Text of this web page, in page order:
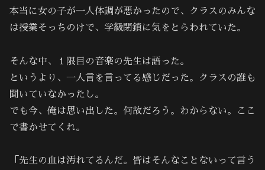
本当に女の子が一人体調が悪かったので、クラスのみんな
は授業そっちのけで、学級閉鎖に気をとらわれていた。
そんな中、１限目の音楽の先生は語った。
というより、一人言を言ってる感じだった。クラスの誰も
聞いていなかったし。
でも今、俺は思い出した。何故だろう。わからない。ここ
で書かせてくれ。
「先生の血は汚れてるんだ。皆はそんなことないって言う